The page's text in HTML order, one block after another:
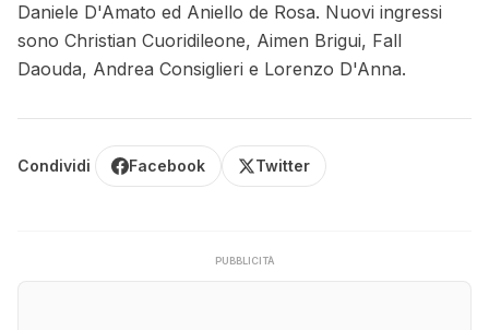
Daniele D'Amato ed Aniello de Rosa. Nuovi ingressi
sono Christian Cuoridileone, Aimen Brigui, Fall
Daouda, Andrea Consiglieri e Lorenzo D'Anna.
Condividi Facebook Twitter
PUBBLICITÀ